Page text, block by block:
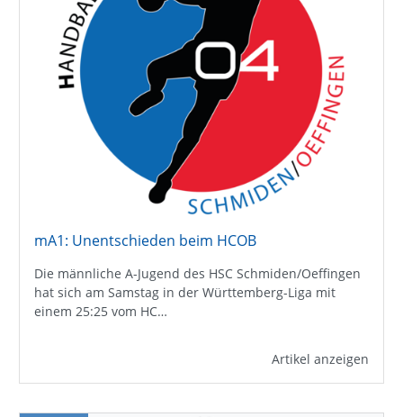
mA1: Unentschieden beim HCOB
Die männliche A-Jugend des HSC Schmiden/Oeffingen
hat sich am Samstag in der Württemberg-Liga mit
einem 25:25 vom HC…
Artikel anzeigen